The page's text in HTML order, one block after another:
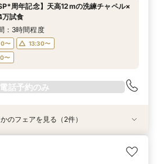
周年記念】天高12mの洗練チャペル×
万試食
：3時間程度
〜
13:30〜
〜
電話予約のみ
まで限定特典付】アットホームな少人
相談会
典付き】”五感で愉しむ”美食体験＆貸切
のフェアを見る（2件）